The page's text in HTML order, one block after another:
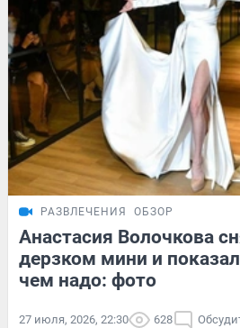
РАЗВЛЕЧЕНИЯ ОБЗОР
Анастасия Волочкова
дерзком мини и
чем надо: фото
27 июля, 2026, 22:30 628